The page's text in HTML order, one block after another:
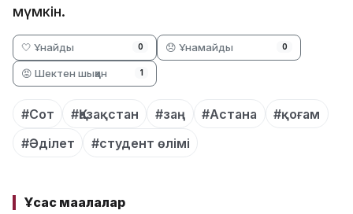
мүмкін.
🤍 Ұнайды 0 😞 Ұнамайды 0
😡 Шектен шыққан 1
#Сот #Қазақстан #заң #Астана
#қоғам
#Әділет
#студент өлімі
Ұқсас мақалалар